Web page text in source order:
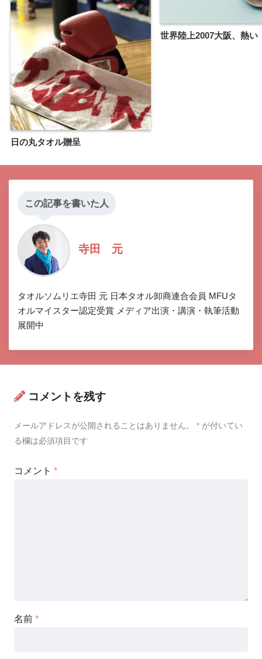
日の丸タオル贈呈
世界陸上2007大阪、熱い
この記事を書いた人
寺田 元
タオルソムリエ寺田 元 日本タオル卸商連合会員 MFUタ
オルマイスター認定受賞 メディア出演・講演・執筆活動
展開中
コメントを残す
メールアドレスが公開されることはありません。 * が付いてい
る欄は必須項目です
コメント *
名前 *